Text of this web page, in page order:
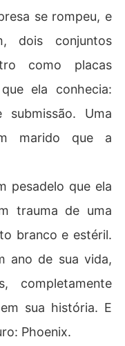
com a Fênix.
me tirarem
ao terminal de pag
e exibiu um a
e curvar-se a nov
NÍVEL 0".
de denunciar a frau
os bens da famíli
para resgatar a min
se rompeu, e
dois conjuntos
como placas
ela conhecia:
Uma
marido que a
pesadelo que ela
trauma de uma
branco e estéril.
ano de sua vida,
sua história. E
Phoenix.